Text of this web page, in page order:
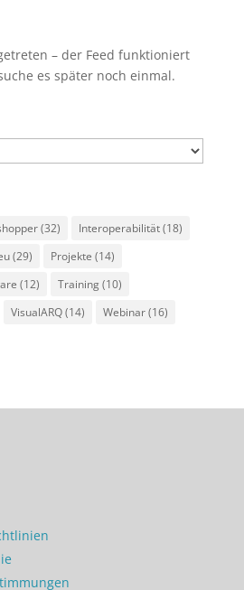
– der Feed funktioniert
es später noch einmal.
(32) Interoperabilität(18)
(29) Projekte (14)
(12) Training(10)
VisualARQ(14) Webinar(16)